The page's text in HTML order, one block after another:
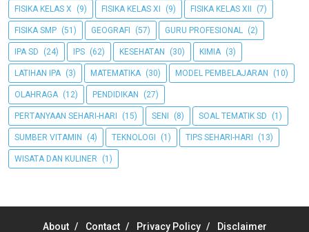
FISIKA KELAS X (9) FISIKA KELAS XI (9) FISIKA KELAS XII (7)
FISIKA SMP (51) GEOGRAFI (57) GURU PROFESIONAL (2)
IPA SD (24) IPS (62) KESEHATAN (30) KIMIA (3)
LATIHAN IPA (3) MATEMATIKA (30) MODEL PEMBELAJARAN (10)
OLAHRAGA (12) PENDIDIKAN (27)
PERTANYAAN SEHARI-HARI (15) SENI (8) SOAL TEMATIK SD (1)
SUMBER VITAMIN (4) TEKNOLOGI (1) TIPS SEHARI-HARI (13)
WISATA DAN KULINER (1)
About Contact Privacy Policy Disclaimer